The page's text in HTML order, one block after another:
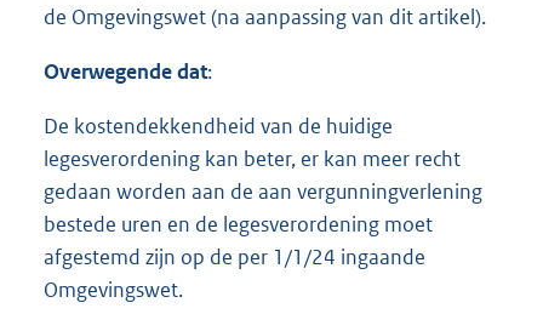
de Omgevingswet (na aanpassing van dit artikel).
Overwegende dat:
De kostendekkendheid van de huidige
legesverordening kan beter, er kan meer recht
gedaan worden aan de aan vergunningverlening
bestede uren en de legesverordening moet
afgestemd zijn op de per 1/1/24 ingaande
Omgevingswet.